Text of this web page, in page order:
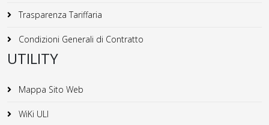
Trasparenza Tariffaria
Condizioni Generali di Contratto
UTILITY
Mappa Sito Web
WiKi ULI